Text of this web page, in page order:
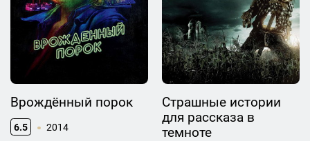
Врождённый порок
6.5 2014
Страшные истории
для рассказа в
темноте